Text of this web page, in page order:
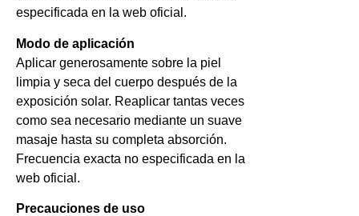
especificada en la web oficial.
Modo de aplicación
Aplicar generosamente sobre la piel
limpia y seca del cuerpo después de la
exposición solar. Reaplicar tantas veces
como sea necesario mediante un suave
masaje hasta su completa absorción.
Frecuencia exacta no especificada en la
web oficial.
Precauciones de uso